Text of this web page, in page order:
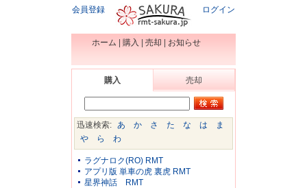
会員登録 ログイン
ホーム 購入 売却 お知らせ
購入 売却
迅速検索: あ か さ た な は
ま
や
ら わ
ラグナロク(RO) RMT
アプリ版 単車の虎 裏虎 RMT
星界神話 RMT